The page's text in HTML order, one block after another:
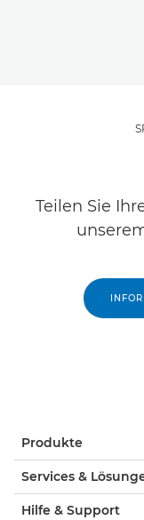
Teilen Sie
Produkte
Services &
Hilfe & Support